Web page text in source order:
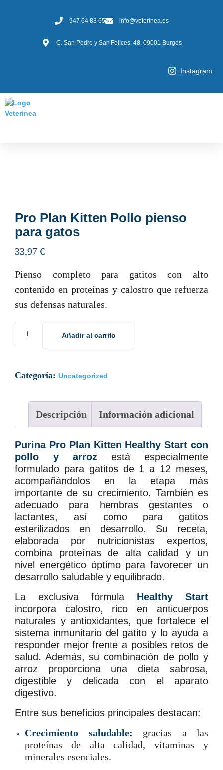
947 64 83 65 info@veterinea.es
C. San Pedro y San Felices, 48, 09001 Burgos
Instagram
Pro Plan Kitten Pollo pienso
para gatos
33,97 €
Pienso completo para gatitos con alto
contenido en proteínas y calostro que refuerza
sus defensas naturales.
Añadir al carrito
Categoría: Uncategorized
Descripción Información adicional
Purina Pro Plan Kitten Healthy Start con
pollo y arroz está especialmente
formulado para gatitos de 1 a 12 meses,
acompañándolos en la etapa más
importante de su crecimiento. También es
adecuado para hembras gestantes o
lactantes, así como para gatitos
esterilizados en desarrollo. Su receta,
elaborada por nutricionistas expertos,
combina proteínas de alta calidad y un
nivel energético óptimo para favorecer un
desarrollo saludable y equilibrado.
La exclusiva fórmula Healthy Start
incorpora calostro, rico en anticuerpos
naturales y antioxidantes, que fortalece el
sistema inmunitario del gatito y lo ayuda a
responder mejor frente a posibles retos de
salud. Además, su combinación de pollo y
arroz proporciona una dieta sabrosa,
digestible y delicada con el aparato
digestivo.
Entre sus beneficios principales destacan:
Crecimiento saludable: gracias a las
proteínas de alta calidad, vitaminas y
minerales esenciales.